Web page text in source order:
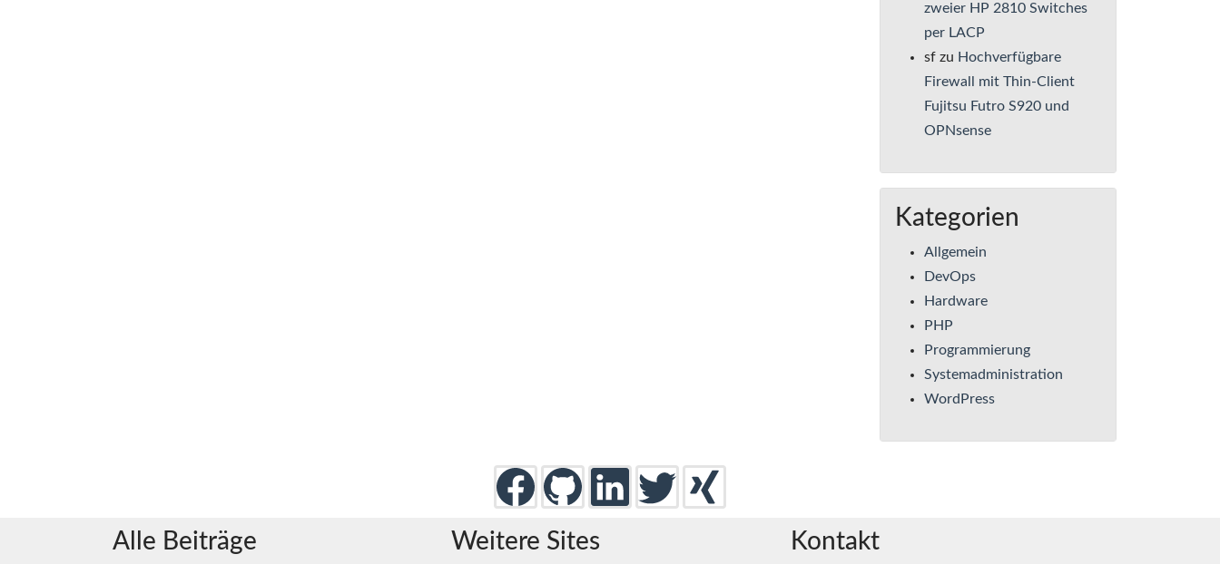
zweier HP 2810 Switches
per LACP
sf zu Hochverfügbare
Firewall mit Thin-Client
Fujitsu Futro S920 und
OPNsense
Kategorien
Allgemein
DevOps
Hardware
PHP
Programmierung
Systemadministration
WordPress
Alle Beiträge Weitere Sites Kontakt